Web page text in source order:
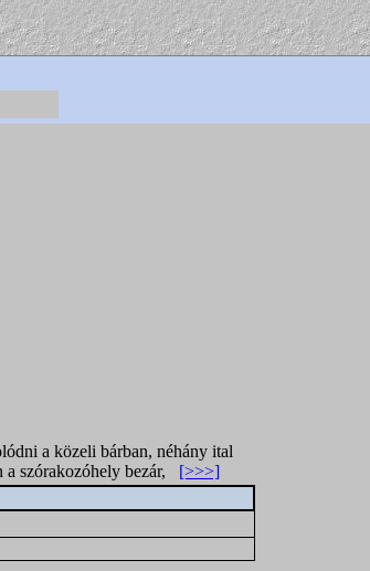
a közeli bárban, néhány ital
a szórakozóhely bezár, [>>>]